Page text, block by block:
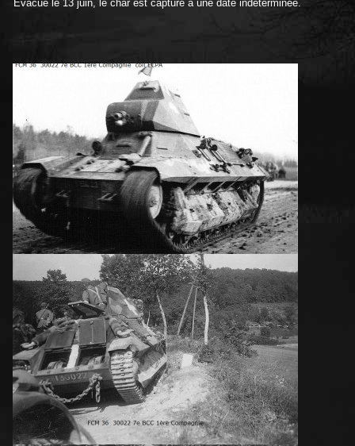
Evacué le 13 juin, le char est capturé à une date indéterminée.